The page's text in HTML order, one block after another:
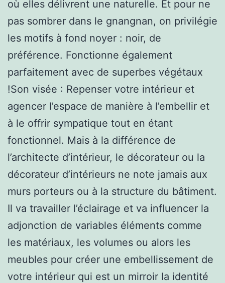
où elles délivrent une naturelle. Et pour ne
pas sombrer dans le gnangnan, on privilégie
les motifs à fond noyer : noir, de
préférence. Fonctionne également
parfaitement avec de superbes végétaux
!Son visée : Repenser votre intérieur et
agencer l’espace de manière à l’embellir et
à le offrir sympatique tout en étant
fonctionnel. Mais à la différence de
l’architecte d’intérieur, le décorateur ou la
décorateur d’intérieurs ne note jamais aux
murs porteurs ou à la structure du bâtiment.
Il va travailler l’éclairage et va influencer la
adjonction de variables éléments comme
les matériaux, les volumes ou alors les
meubles pour créer une embellissement de
votre intérieur qui est un mirroir la identité